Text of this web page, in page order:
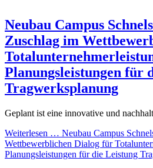
Neubau Campus
Zuschlag im
Planungsleistungen für
Tragwerksplanung
Geplant ist eine innovative und
Weiterlesen … Neubau Campus
Wettbewerblichen Dialog für
Planungsleistungen für die Leistung